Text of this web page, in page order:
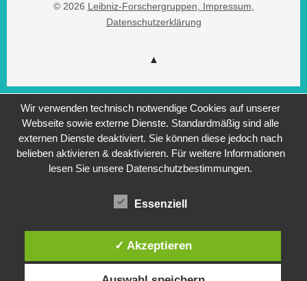
© 2026 Leibniz-Forschergruppen, Impressum,
Datenschutzerklärung
Wir verwenden technisch notwendige Cookies auf unserer
Webseite sowie externe Dienste. Standardmäßig sind alle
externen Dienste deaktiviert. Sie können diese jedoch nach
belieben aktivieren & deaktivieren. Für weitere Informationen
lesen Sie unsere Datenschutzbestimmungen.
Essenziell
✓ Akzeptieren